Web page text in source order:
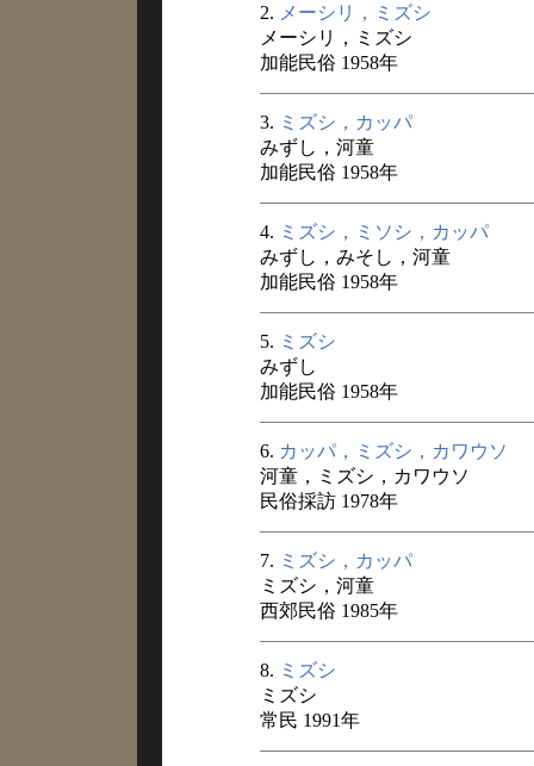
2. メーシリ，ミズシ
メーシリ，ミズシ
加能民俗 1958年
3. ミズシ，カッパ
みずし，河童
加能民俗 1958年
4. ミズシ，ミソシ，カッパ
みずし，みそし，河童
加能民俗 1958年
5. ミズシ
みずし
加能民俗 1958年
6. カッパ，ミズシ，カワウソ
河童，ミズシ，カワウソ
民俗採訪 1978年
7. ミズシ，カッパ
ミズシ，河童
西郊民俗 1985年
8. ミズシ
ミズシ
常民 1991年